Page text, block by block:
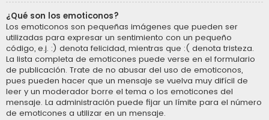
¿Qué son los emoticonos?
Los emoticonos son pequeñas imágenes que pueden ser
utilizadas para expresar un sentimiento con un pequeño
código, e.j. :) denota felicidad, mientras que :( denota tristeza.
La lista completa de emoticones puede verse en el formulario
de publicación. Trate de no abusar del uso de emoticonos,
pues pueden hacer que un mensaje se vuelva muy difícil de
leer y un moderador borre el tema o los emoticones del
mensaje. La administración puede fijar un límite para el número
de emoticones a utilizar en un mensaje.